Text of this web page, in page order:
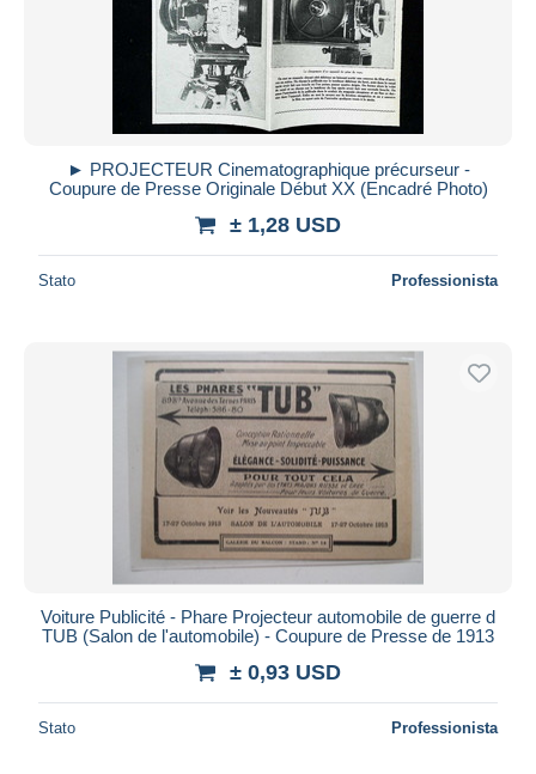
► PROJECTEUR Cinematographique précurseur -
Coupure de Presse Originale Début XX (Encadré Photo)
± 1,28 USD
Stato Professionista
Voiture Publicité - Phare Projecteur automobile de guerre d
TUB (Salon de l'automobile) - Coupure de Presse de 1913
± 0,93 USD
Stato Professionista